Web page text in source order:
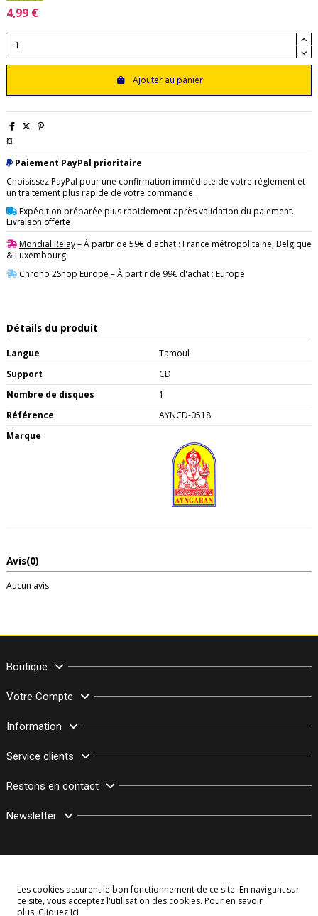
4,99 €
Ajouter au panier
¤
Paiement PayPal prioritaire
Choisissez PayPal pour une confirmation immédiate de votre règlement et
un traitement plus rapide de votre commande.
Expédition préparée plus rapidement après validation du paiement.
Livraison offerte
Mondial Relay– À partir de 59€ d'achat : France métropolitaine, Belgique
& Luxembourg
Chrono 2Shop Europe – À partir de 99€ d'achat : Europe
Détails du produit
Langue
Tamoul
Support
CD
Nombre de disques
1
Référence
AYNCD-0518
Marque
Avis(0)
Aucun avis
Boutique
Votre Compte
Information
Service clients
Restons en contact
Newsletter
Les cookies assurent le bon fonctionnement de ce site. En navigant sur
ce site, vous acceptez l'utilisation des cookies. Pour en savoir
plus, Cliquez Ici